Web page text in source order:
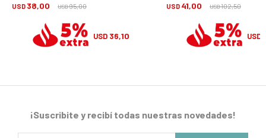
USD 38,00 USD95,00
USD 36,10
USD 41,00 USD102,50
USD
¡Suscribite y recibí todas nuestras novedades!